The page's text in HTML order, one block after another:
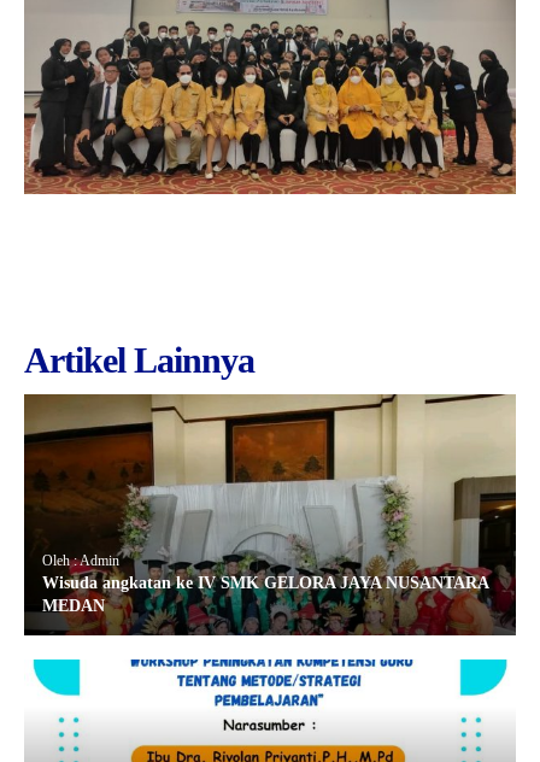
Artikel Lainnya
Oleh : Admin
Wisuda angkatan ke IV SMK GELORA JAYA NUSANTARA
MEDAN